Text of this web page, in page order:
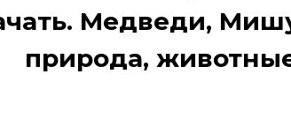
Медведи,
природа,